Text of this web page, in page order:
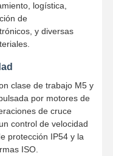
logística,
de
y diversas
clase de trabajo M5 y
por motores de
de cruce
control de velocidad
protección IP54 y la
ISO.